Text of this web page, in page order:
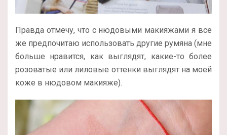
Правда отмечу, что с нюдовыми макияжами я все
же предпочитаю использовать другие румяна (мне
больше нравится, как выглядят, какие-то более
розоватые или лиловые оттенки выглядят на моей
коже в нюдовом макияже).